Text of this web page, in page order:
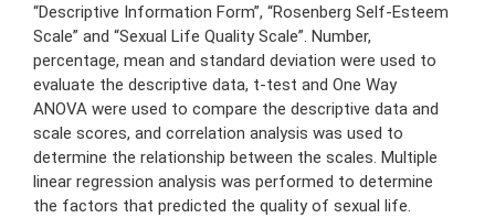
“Descriptive Information Form”, “Rosenberg Self-Esteem
Scale” and “Sexual Life Quality Scale”. Number,
percentage, mean and standard deviation were used to
evaluate the descriptive data, t-test and One Way
ANOVA were used to compare the descriptive data and
scale scores, and correlation analysis was used to
determine the relationship between the scales. Multiple
linear regression analysis was performed to determine
the factors that predicted the quality of sexual life.